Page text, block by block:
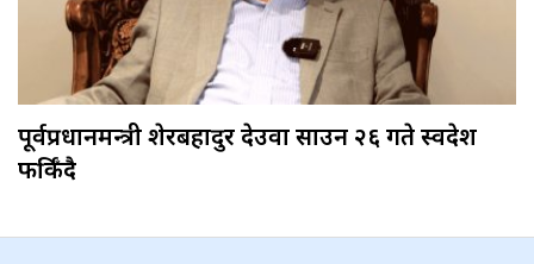
पूर्वप्रधानमन्त्री शेरबहादुर देउवा साउन २६ गते स्वदेश
फर्किँदै